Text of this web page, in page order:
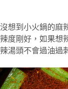
沒想到小火鍋的麻
辣度剛好，如果想
辣湯頭不會過油過